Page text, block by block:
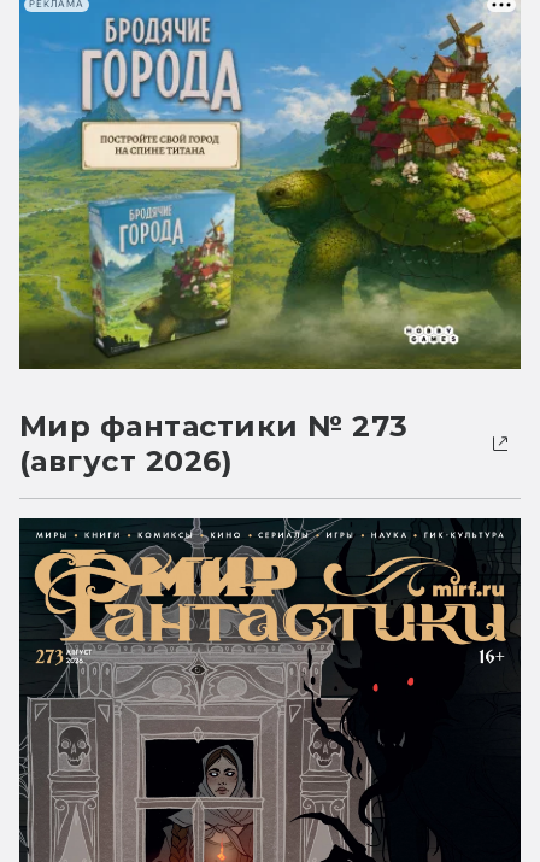
РЕКЛАМА
Мир фантастики № 273
(август 2026)